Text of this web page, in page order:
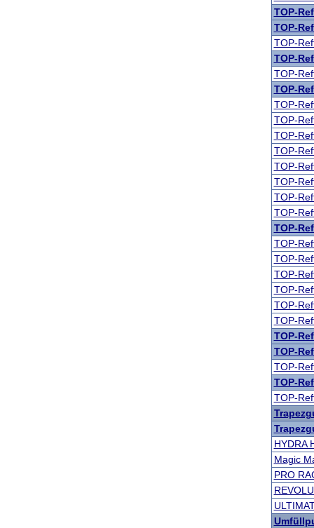
TOP-
TOP-
TOP-
TOP-
TOP-
TOP-
TOP-
TOP-
TOP-
TOP-
TOP-
TOP-
TOP-
TOP-
TOP-
TOP-
TOP-
TOP-
TOP-
TOP-
TOP-
TOP-
TOP-
TOP-
TOP-
TOP-
HYDRA
Magic
PRO